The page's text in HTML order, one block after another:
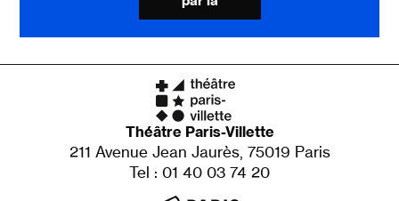
Théâtre Paris-Villette
211 Avenue Jean Jaurès, 75019 Paris
Tel : 01 40 03 74 20